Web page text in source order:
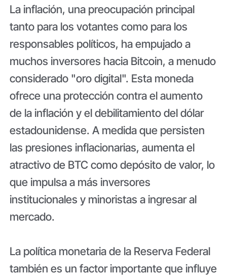
La inflación, una preocupación principal
tanto para los votantes como para los
responsables políticos, ha empujado a
muchos inversores hacia Bitcoin, a menudo
considerado "oro digital". Esta moneda
ofrece una protección contra el aumento
de la inflación y el debilitamiento del dólar
estadounidense. A medida que persisten
las presiones inflacionarias, aumenta el
atractivo de BTC como depósito de valor, lo
que impulsa a más inversores
institucionales y minoristas a ingresar al
mercado.
La política monetaria de la Reserva Federal
también es un factor importante que influye